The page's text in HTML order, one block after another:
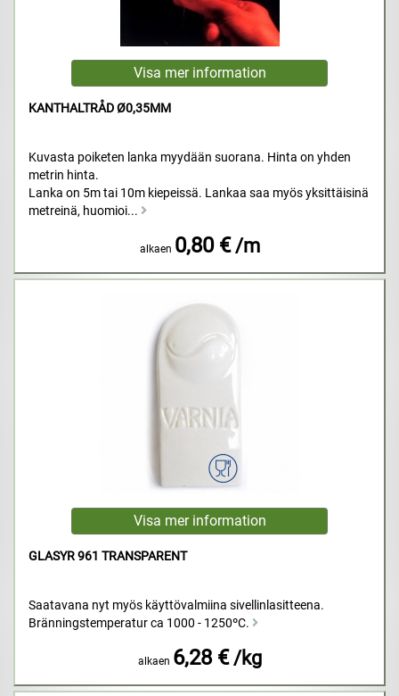
KANTHALTRÅD Ø0,35MM
Kuvasta poiketen lanka myydään suorana. Hinta on yhden
metrin hinta.
Lanka on 5m tai 10m kiepeissä. Lankaa saa myös yksittäisinä
metreinä, huomioi...
alkaen 0,80 € /m
GLASYR 961 TRANSPARENT
Saatavana nyt myös käyttövalmiina sivellinlasitteena.
Bränningstemperatur ca 1000 - 1250ºC.
alkaen 6,28 € /kg